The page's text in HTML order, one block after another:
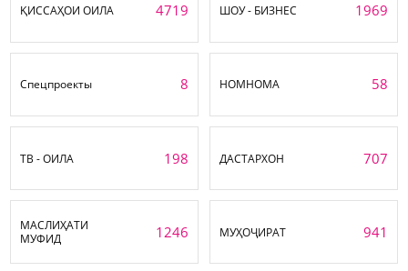
ҚИССАҲОИ ОИЛА 4719 ШОУ - БИЗНЕС 1969
Спецпроекты 8 НОМНОМА 58
ТВ - ОИЛА 198 ДАСТАРХОН 707
МАСЛИҲАТИ
МУФИД
1246 МУҲОҶИРАТ 941